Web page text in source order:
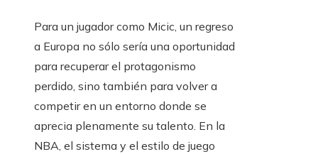
Para un jugador como Micic, un regreso
a Europa no sólo sería una oportunidad
para recuperar el protagonismo
perdido, sino también para volver a
competir en un entorno donde se
aprecia plenamente su talento. En la
NBA, el sistema y el estilo de juego